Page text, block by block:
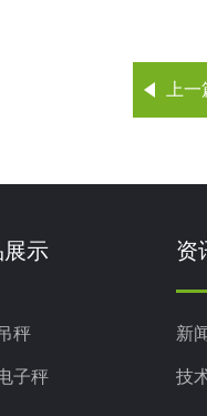
上
展示
秤
子秤
资
新
技